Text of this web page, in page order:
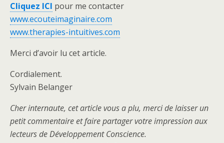
Cliquez ICI pour me contacter
www.ecouteimaginaire.com
www.therapies-intuitives.com
Merci d’avoir lu cet article.
Cordialement.
Sylvain Belanger
Cher internaute, cet article vous a plu, merci de laisser un
petit commentaire et faire partager votre impression aux
lecteurs de Développement Conscience.